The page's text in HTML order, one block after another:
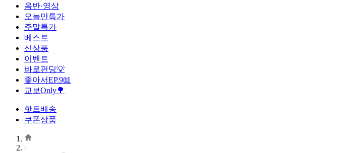
음반·영상
오늘만특가
주말특가
베스트
신상품
이벤트
바로펀딩💡
좋아서EP.9📖
교보Only🌳
핫트배송
쿠폰상품